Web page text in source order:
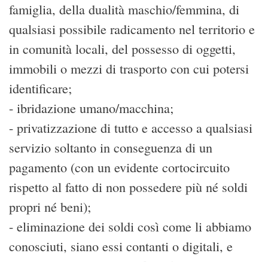
famiglia, della dualità maschio/femmina, di
qualsiasi possibile radicamento nel territorio e
in comunità locali, del possesso di oggetti,
immobili o mezzi di trasporto con cui potersi
identificare;
- ibridazione umano/macchina;
- privatizzazione di tutto e accesso a qualsiasi
servizio soltanto in conseguenza di un
pagamento (con un evidente cortocircuito
rispetto al fatto di non possedere più né soldi
propri né beni);
- eliminazione dei soldi così come li abbiamo
conosciuti, siano essi contanti o digitali, e